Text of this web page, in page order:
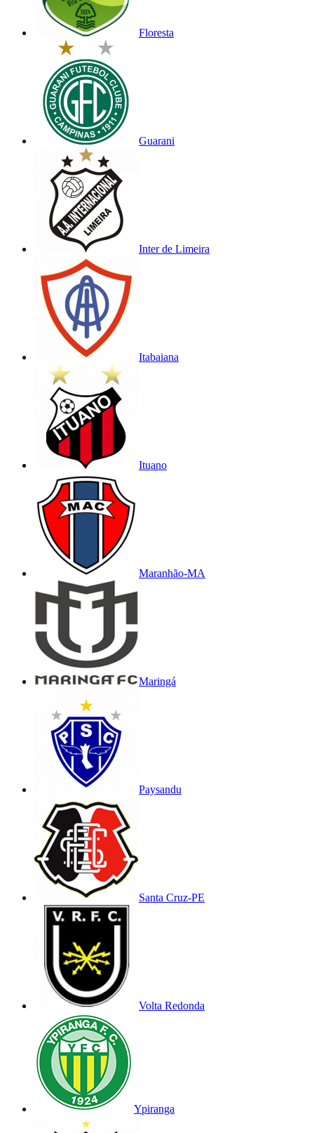
Floresta
Guarani
Inter de Limeira
Itabaiana
Ituano
Maranhão-MA
Maringá
Paysandu
Santa Cruz-PE
Volta Redonda
Ypiranga